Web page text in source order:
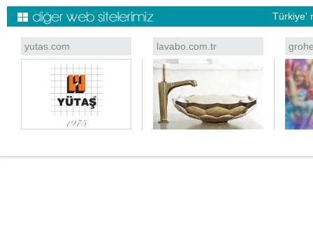
Türkiye'
yutas.com lavabo.com.tr